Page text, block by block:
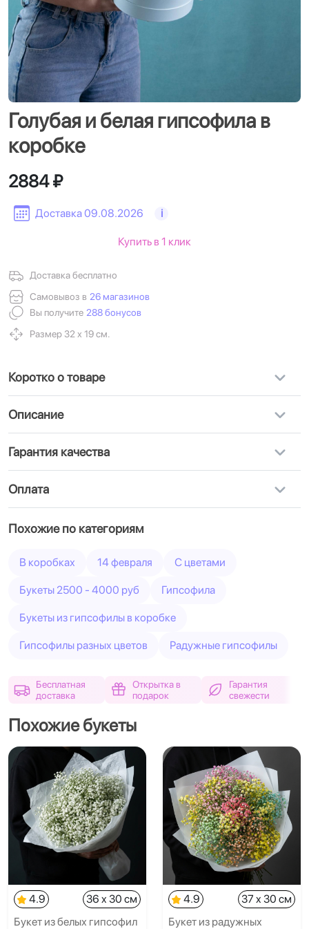
Голубая и белая гипсофила в
коробке
Доставка 09.08.2026 i
2884 ₽
Доставка бесплатно
Самовывоз в 26 магазинов
Вы получите 288 бонусов
Размер 32 х 19 см.
Купить в 1 клик
Коротко о товаре
Описание
Гарантия качества
Оплата
Похожие по категориям
В коробках 14 февраля С цветами
Букеты 2500 - 4000 руб Гипсофила
Букеты из гипсофилы в коробке
Гипсофилы разных цветов Радужные гипсофилы
Бесплатная
доставка
Открытка в
подарок
Гарантия
свежести
Похожие букеты
4.9
36 x 30 см
Букет из белых гипсофил
4.9
37 x 30 см
Букет из радужных